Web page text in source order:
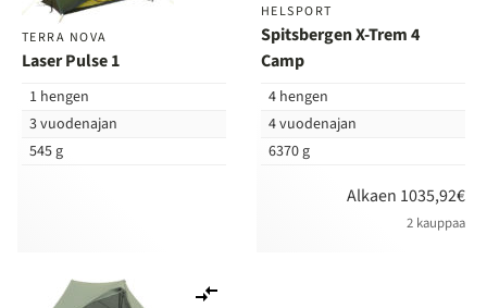
TERRA NOVA
Laser Pulse 1
1 hengen
3 vuodenajan
545 g
HELSPORT
Spitsbergen X-Trem 4
Camp
4 hengen
4 vuodenajan
6370 g
Alkaen 1035,92€
2 kauppaa